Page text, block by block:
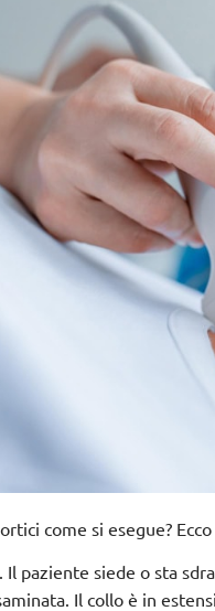
come si esegue?
. Il paziente siede o sta
Il collo è in